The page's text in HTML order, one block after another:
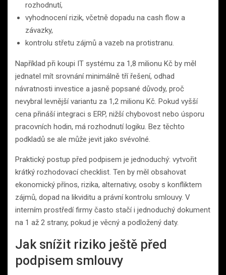
rozhodnutí,
vyhodnocení rizik, včetně dopadu na cash flow a
závazky,
kontrolu střetu zájmů a vazeb na protistranu.
Například při koupi IT systému za 1,8 milionu Kč by měl
jednatel mít srovnání minimálně tří řešení, odhad
návratnosti investice a jasně popsané důvody, proč
nevybral levnější variantu za 1,2 milionu Kč. Pokud vyšší
cena přináší integraci s ERP, nižší chybovost nebo úsporu
pracovních hodin, má rozhodnutí logiku. Bez těchto
podkladů se ale může jevit jako svévolné.
Praktický postup před podpisem je jednoduchý: vytvořit
krátký rozhodovací checklist. Ten by měl obsahovat
ekonomický přínos, rizika, alternativy, osoby s konfliktem
zájmů, dopad na likviditu a právní kontrolu smlouvy. V
interním prostředí firmy často stačí i jednoduchý dokument
na 1 až 2 strany, pokud je věcný a podložený daty.
Jak snížit riziko ještě před
podpisem smlouvy